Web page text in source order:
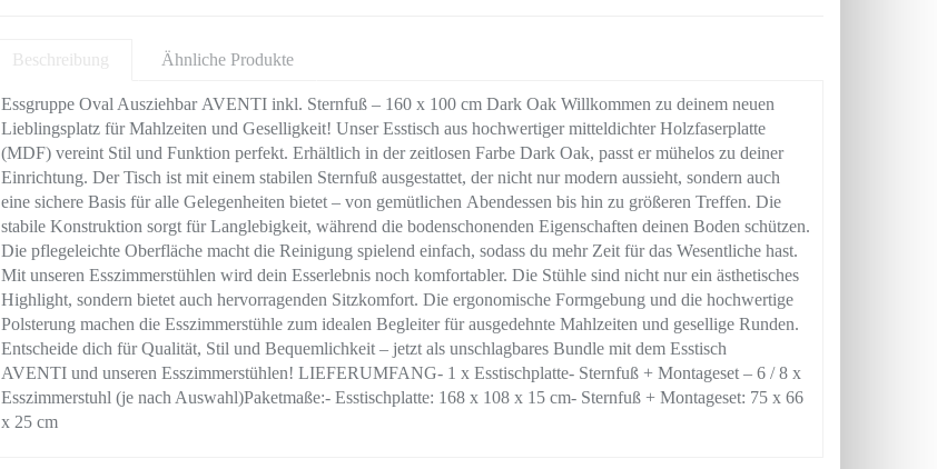
Beschreibung Ähnliche Produkte
Essgruppe Oval Ausziehbar AVENTI inkl. Sternfuß – 160 x 100 cm Dark Oak Willkommen zu deinem neuen
Lieblingsplatz für Mahlzeiten und Geselligkeit! Unser Esstisch aus hochwertiger mitteldichter Holzfaserplatte
(MDF) vereint Stil und Funktion perfekt. Erhältlich in der zeitlosen Farbe Dark Oak, passt er mühelos zu deiner
Einrichtung. Der Tisch ist mit einem stabilen Sternfuß ausgestattet, der nicht nur modern aussieht, sondern auch
eine sichere Basis für alle Gelegenheiten bietet – von gemütlichen Abendessen bis hin zu größeren Treffen. Die
stabile Konstruktion sorgt für Langlebigkeit, während die bodenschonenden Eigenschaften deinen Boden schützen.
Die pflegeleichte Oberfläche macht die Reinigung spielend einfach, sodass du mehr Zeit für das Wesentliche hast.
Mit unseren Esszimmerstühlen wird dein Esserlebnis noch komfortabler. Die Stühle sind nicht nur ein ästhetisches
Highlight, sondern bietet auch hervorragenden Sitzkomfort. Die ergonomische Formgebung und die hochwertige
Polsterung machen die Esszimmerstühle zum idealen Begleiter für ausgedehnte Mahlzeiten und gesellige Runden.
Entscheide dich für Qualität, Stil und Bequemlichkeit – jetzt als unschlagbares Bundle mit dem Esstisch
AVENTI und unseren Esszimmerstühlen! LIEFERUMFANG- 1 x Esstischplatte- Sternfuß + Montageset – 6 / 8 x
Esszimmerstuhl (je nach Auswahl)Paketmaße:- Esstischplatte: 168 x 108 x 15 cm- Sternfuß + Montageset: 75 x 66
x 25 cm